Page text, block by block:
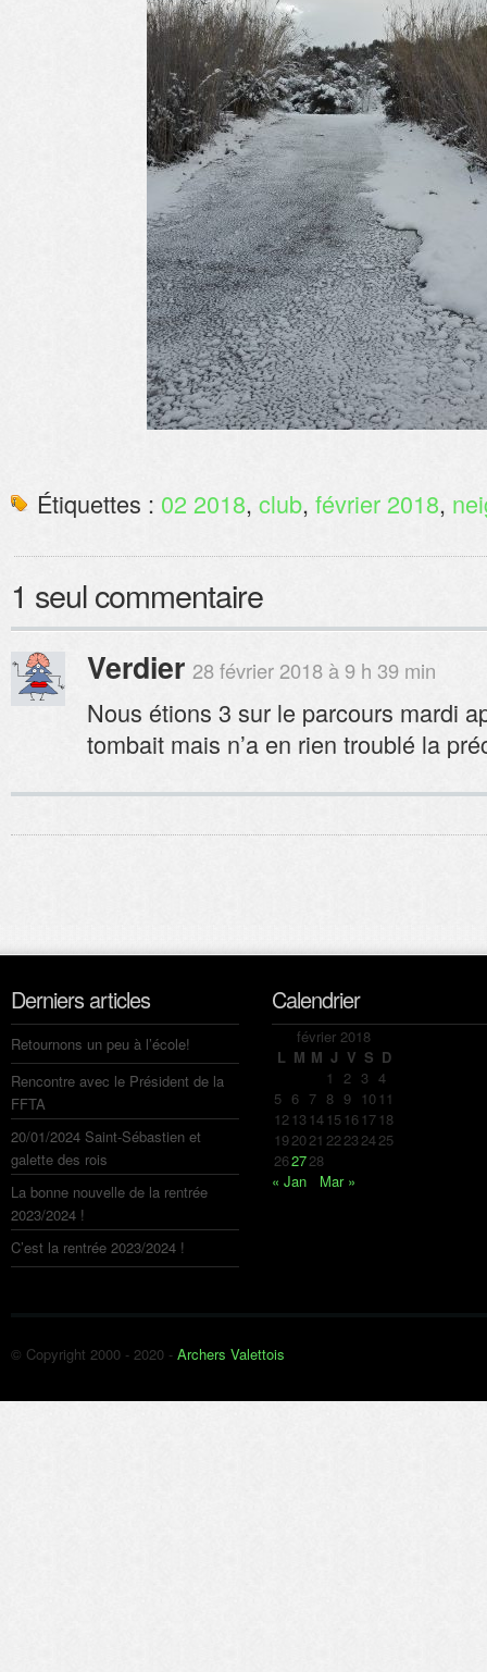
Étiquettes : 02 2018, club, février 2018,
1 seul commentaire
Verdier 28 février 2018 à 9 h 39 min
Nous étions 3 sur le parcours mardi
tombait mais n’a en rien troublé la
Derniers articles
Retournons un peu à l’école!
Rencontre avec le Président de la
FFTA
20/01/2024 Saint-Sébastien et
galette des rois
La bonne nouvelle de la rentrée
2023/2024 !
C’est la rentrée 2023/2024 !
Calendrier
février 2018
L M M J V S D
1 2 3 4
5 6 7 8 9 10 11
12 13 14 15 16 17 18
192021 22232425
262728
« Jan
Mar »
© Copyright 2000 - 2020 - Archers Valettois